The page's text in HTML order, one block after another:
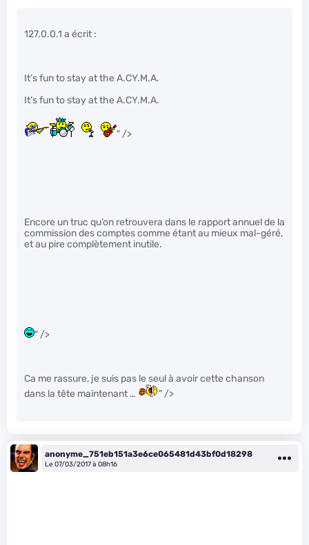
127.0.0.1 a écrit :
It’s fun to stay at the A.CY.M.A.
It’s fun to stay at the A.CY.M.A.
" />
Encore un truc qu’on retrouvera dans le rapport annuel de la
commission des comptes comme étant au mieux mal-géré,
et au pire complètement inutile.
" />
Ca me rassure, je suis pas le seul à avoir cette chanson
dans la tête maintenant …
" />
anonyme_751eb151a3e6ce065481d43bf0d18298
Le 07/03/2017 à 08h16